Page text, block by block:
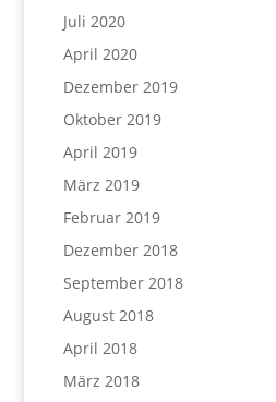
Juli 2020
April 2020
Dezember 2019
Oktober 2019
April 2019
März 2019
Februar 2019
Dezember 2018
September 2018
August 2018
April 2018
März 2018